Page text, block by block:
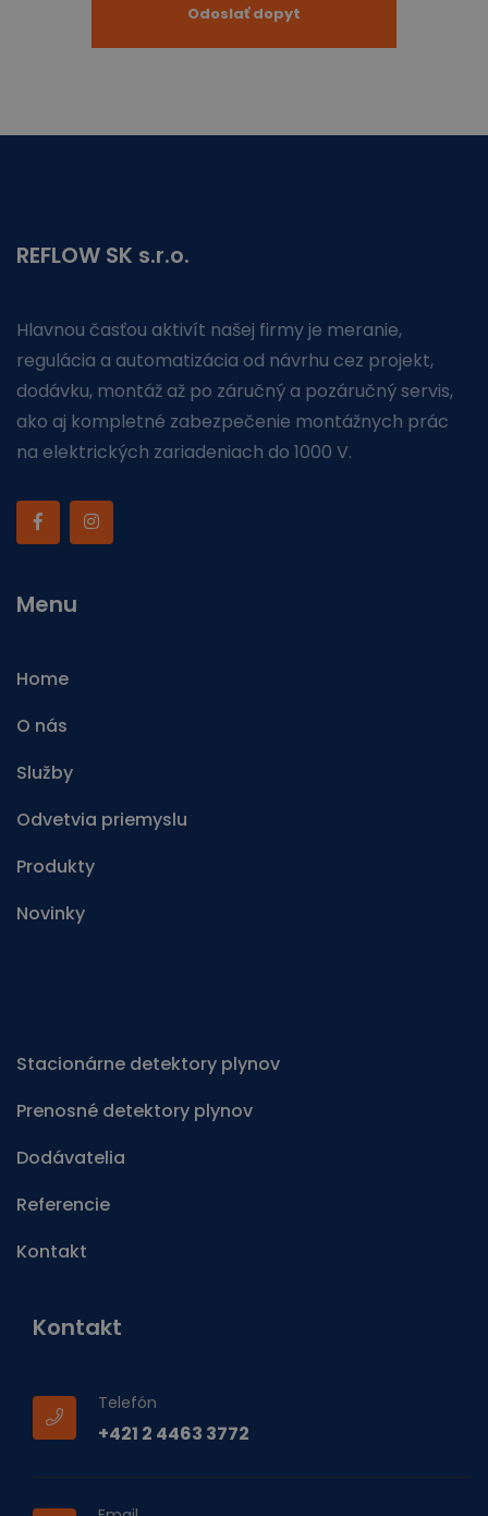
REFLOW SK s.r.o.
Hlavnou časťou aktivít našej firmy je meranie,
regulácia a automatizácia od návrhu cez projekt,
dodávku, montáž až po záručný a pozáručný servis,
ako aj kompletné zabezpečenie montážnych prác
na elektrických zariadeniach do 1000 V.
Menu
Home
O nás
Služby
Odvetvia priemyslu
Produkty
Novinky
Stacionárne detektory plynov
Prenosné detektory plynov
Dodávatelia
Referencie
Kontakt
Kontakt
Telefón
+421 2 4463 3772